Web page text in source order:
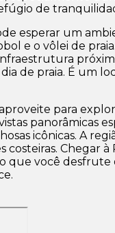
de
esperar um
e o vôlei de praia
de praia. É um
para
panorâmicas
icônicas. A
costeiras. Chegar
que você